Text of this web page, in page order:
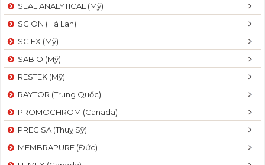
SEAL ANALYTICAL (Mỹ)
SCION (Hà Lan)
SCIEX (Mỹ)
SABIO (Mỹ)
RESTEK (Mỹ)
RAYTOR (Trung Quốc)
PROMOCHROM (Canada)
PRECISA (Thuỵ Sỹ)
MEMBRAPURE (Đức)